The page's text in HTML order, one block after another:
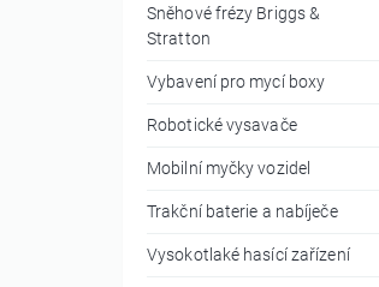
Sněhové frézy Briggs &
Stratton
Vybavení pro mycí boxy
Robotické vysavače
Mobilní myčky vozidel
Trakční baterie a nabíječe
Vysokotlaké hasící zařízení